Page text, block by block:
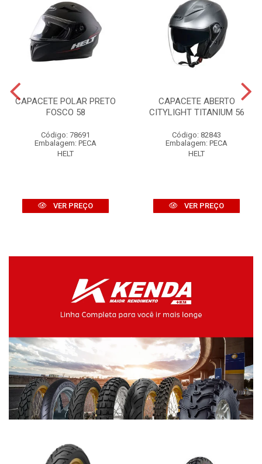
CAPACETE POLAR PRETO
FOSCO 58
Código: 78691
Embalagem: PECA
HELT
VER PREÇO
CAPACETE ABERTO
CITYLIGHT TITANIUM 56
Código: 82843
Embalagem: PECA
HELT
VER PREÇO